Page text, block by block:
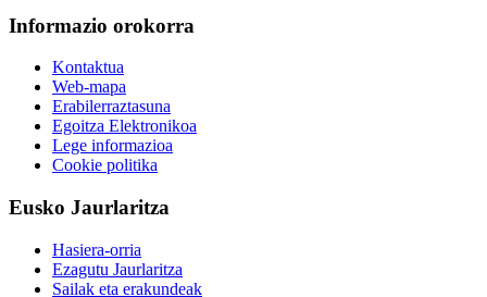
Informazio orokorra
Kontaktua
Web-mapa
Erabilerraztasuna
Egoitza Elektronikoa
Lege informazioa
Cookie politika
Eusko Jaurlaritza
Hasiera-orria
Ezagutu Jaurlaritza
Sailak eta erakundeak